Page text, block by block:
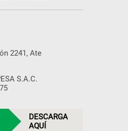
2241, Ate
S.A.C.
DESCARGA
AQUÍ